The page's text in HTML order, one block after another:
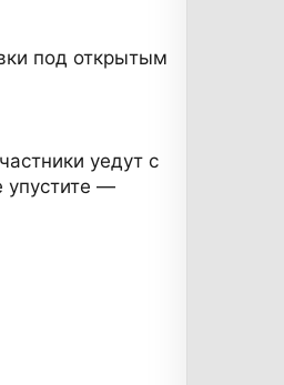
под открытым
уедут с
упустите —